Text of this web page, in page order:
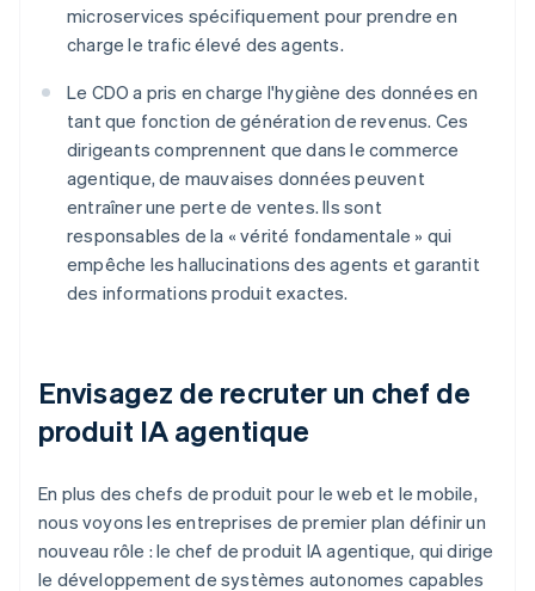
microservices spécifiquement pour prendre en
charge le trafic élevé des agents.
Le CDO a pris en charge l'hygiène des données en
tant que fonction de génération de revenus. Ces
dirigeants comprennent que dans le commerce
agentique, de mauvaises données peuvent
entraîner une perte de ventes. Ils sont
responsables de la « vérité fondamentale » qui
empêche les hallucinations des agents et garantit
des informations produit exactes.
Envisagez de recruter un chef de
produit IA agentique
En plus des chefs de produit pour le web et le mobile,
nous voyons les entreprises de premier plan définir un
nouveau rôle : le chef de produit IA agentique, qui dirige
le développement de systèmes autonomes capables